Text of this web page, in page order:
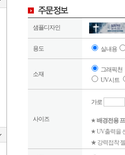
샘플디자인
용도 실내용
소재
그래픽천
UV시트
사이즈
가로
★배경전용
★ UV출력을
★ 강력접착